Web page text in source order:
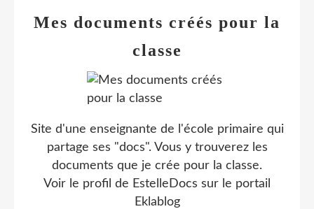
Mes documents créés pour la
classe
Site d'une enseignante de l'école primaire qui
partage ses "docs". Vous y trouverez les
documents que je crée pour la classe.
Voir le profil de EstelleDocs sur le portail
Eklablog